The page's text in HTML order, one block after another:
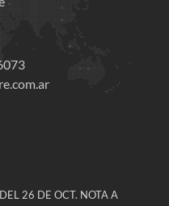
26 DE OCT. NOTA A